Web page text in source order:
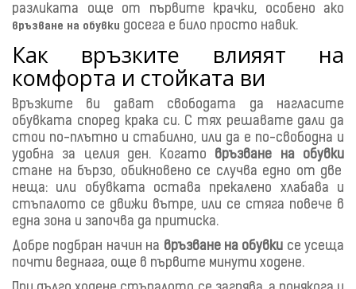
разликата още от първите крачки, особено ако
връзване на обувки досега е било просто навик.
Как връзките влияят на
комфорта и стойката ви
Връзките ви дават свободата да нагласите
обувката според крака си. С тях решавате дали да
стои по-плътно и стабилно, или да е по-свободна и
удобна за целия ден. Когато връзване на обувки
стане на бързо, обикновено се случва едно от две
неща: или обувката остава прекалено хлабава и
стъпалото се движи вътре, или се стяга повече в
една зона и започва да притиска.
Добре подбран начин на връзване на обувки се усеща
почти веднага, още в първите минути ходене.